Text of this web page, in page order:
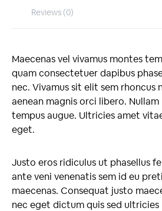
Reviews (0)
Maecenas vel vivamus montes
quam consectetuer dapibus
nec. Vivamus sit elit sem rhoncus
aenean magnis orci libero.
tempus augue. Ultricies amet
eget.
Justo eros ridiculus ut phasellus
ante veni venenatis sem id eu
maecenas. Consequat justo
nec eget dictum quis sed